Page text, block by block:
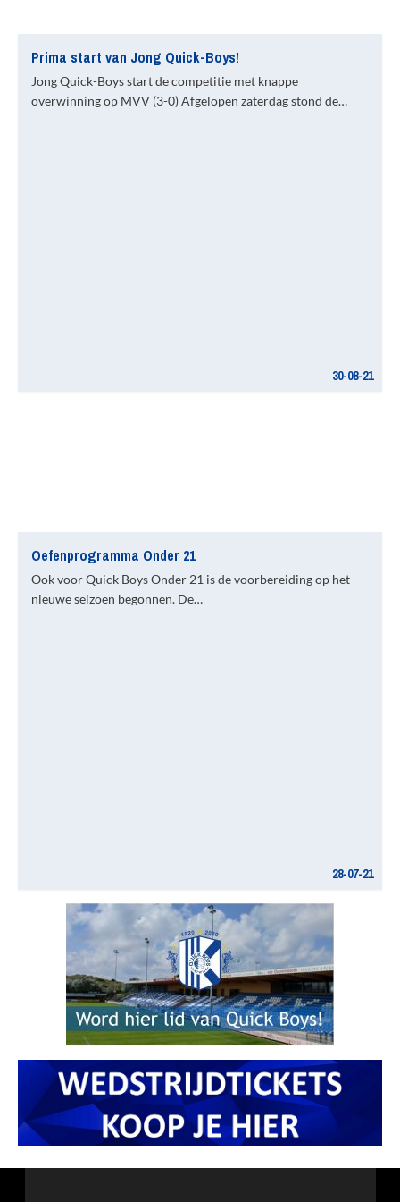
Prima start van Jong Quick-Boys!
Jong Quick-Boys start de competitie met knappe
overwinning op MVV (3-0) Afgelopen zaterdag stond de…
30-08-21
Oefenprogramma Onder 21
Ook voor Quick Boys Onder 21 is de voorbereiding op het
nieuwe seizoen begonnen. De…
28-07-21